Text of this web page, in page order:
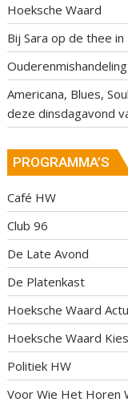
Hoeksche Waard
Bij Sara op de thee
Ouderenmishandeling
Americana, Blues,
deze dinsdagavond
PROGRAMMA’S
Café HW
Club 96
De Late Avond
De Platenkast
Hoeksche Waard
Hoeksche Waard
Politiek HW
Voor Wie Het Horen